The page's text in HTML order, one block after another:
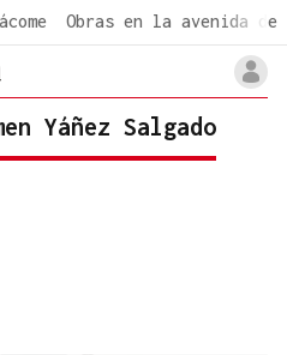
Obras en la avenida de
Yáñez Salgado